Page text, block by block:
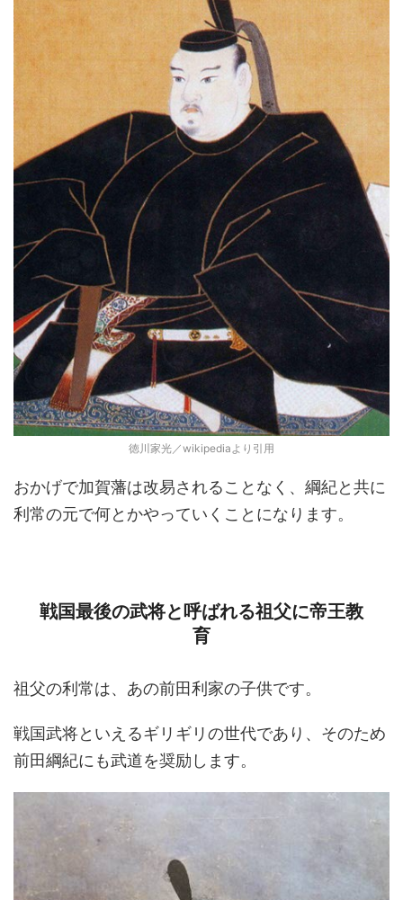
徳川家光／wikipediaより引用
おかげで加賀藩は改易されることなく、綱紀と共に
利常の元で何とかやっていくことになります。
戦国最後の武将と呼ばれる祖父に帝王教
育
祖父の利常は、あの前田利家の子供です。
戦国武将といえるギリギリの世代であり、そのため
前田綱紀にも武道を奨励します。